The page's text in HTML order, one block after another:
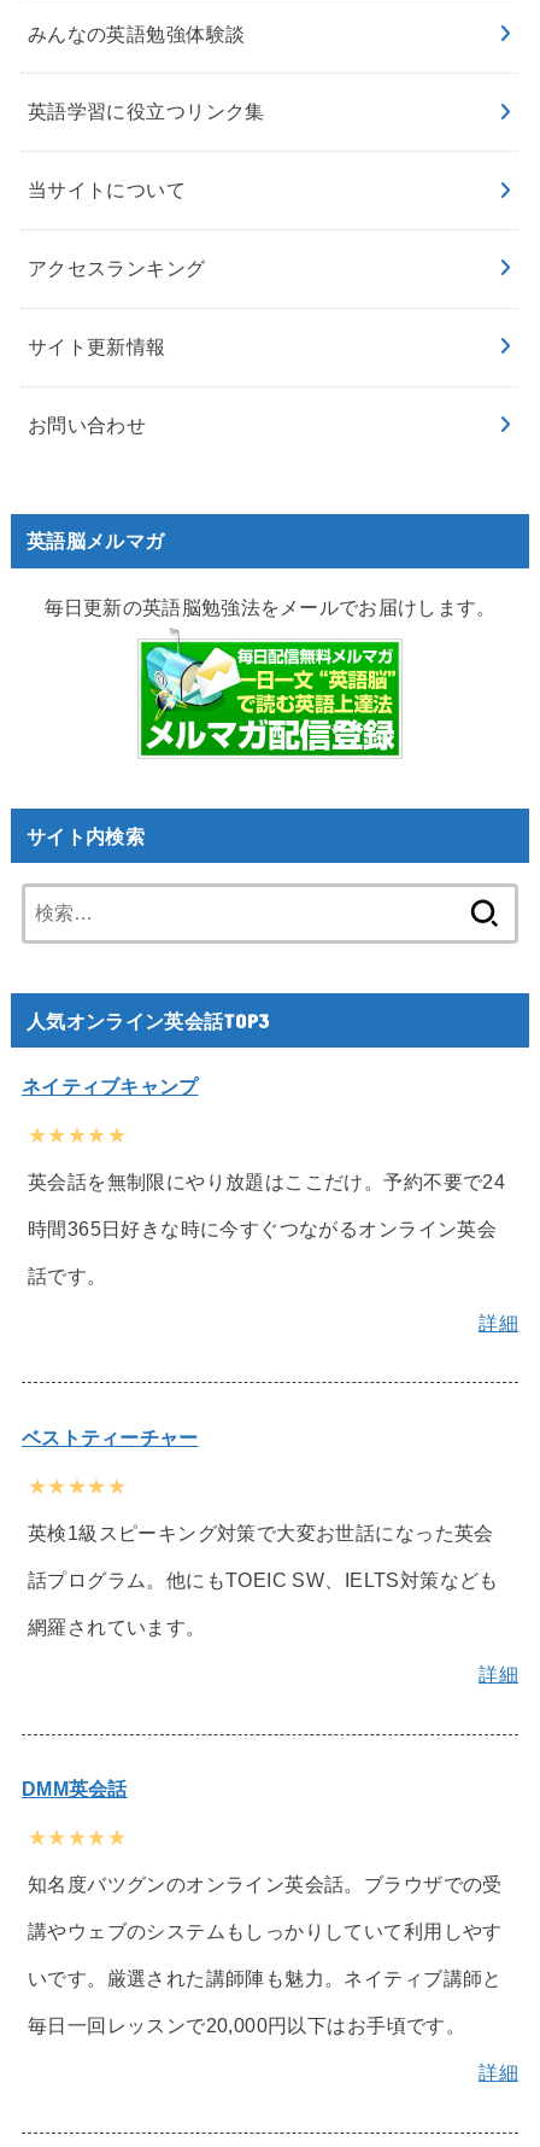
みんなの英語勉強体験談
英語学習に役立つリンク集
当サイトについて
アクセスランキング
サイト更新情報
お問い合わせ
英語脳メルマガ
毎日更新の英語脳勉強法をメールでお届けします。
サイト内検索
索:
人気オンライン英会話TOP3
ネイティブキャンプ
★★★★★
英会話を無制限にやり放題はここだけ。予約不要で24
時間365日好きな時に今すぐつながるオンライン英会
話です。
詳細
ベストティーチャー
★★★★★
英検1級スピーキング対策で大変お世話になった英会
話プログラム。他にもTOEIC SW、IELTS対策なども
網羅されています。
詳細
DMM英会話
★★★★★
知名度バツグンのオンライン英会話。ブラウザでの受
講やウェブのシステムもしっかりしていて利用しやす
いです。厳選された講師陣も魅力。ネイティブ講師と
毎日一回レッスンで20,000円以下はお手頃です。
詳細